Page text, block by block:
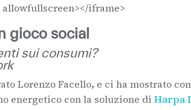
iframe>
gioco social
sui consumi?
Lorenzo Facello, e ci ha mostrato
energetico con la soluzione di Harpa